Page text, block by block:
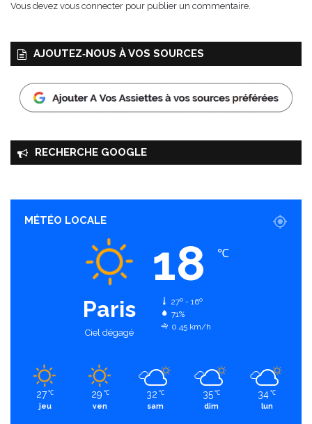
Vous devez vous connecter pour publier un commentaire.
AJOUTEZ‑NOUS À VOS SOURCES
RECHERCHE GOOGLE
MÉTÉO LOCALE
Paris
Ciel dégagé
18 ℃
27º - 16º
71%
0.45 km/h
27 ℃
jeu
29 ℃
ven
32 ℃
sam
35 ℃
dim
34 ℃
lun